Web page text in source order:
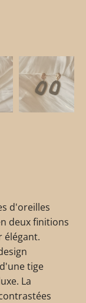
d'oreilles
deux finitions
élégant.
tige
La